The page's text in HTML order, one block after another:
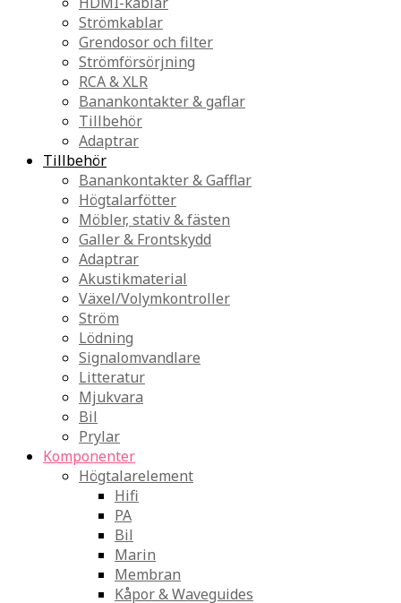
Strömkablar
Grendosor och filter
Strömförsörjning
RCA & XLR
Banankontakter & gaflar
Tillbehör
Adaptrar
Tillbehör
Banankontakter & Gafflar
Högtalarfötter
Möbler, stativ & fästen
Galler & Frontskydd
Adaptrar
Akustikmaterial
Växel/Volymkontroller
Ström
Lödning
Signalomvandlare
Litteratur
Mjukvara
Bil
Prylar
Komponenter
Högtalarelement
Hifi
PA
Bil
Marin
Membran
Kåpor & Waveguides